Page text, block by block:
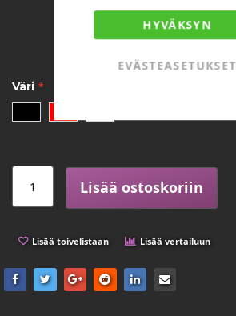
HYVÄKSYN
EVÄSTEASETUKSET
Väri
Lisää ostoskoriin
Lisää toivelistaan Lisää vertailuun